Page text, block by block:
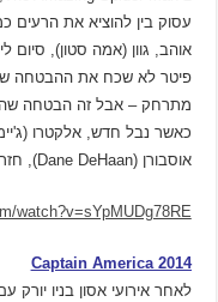
עסוק בין להוציא את הרעים
אוהב, גוון (אמה סטון), סיום
פיטר לא שכח את ההבטחה
מתרחק – אבל זה הבטחה
כאשר נבל חדש, אלקטרו
אוסבורן (Dane DeHaan), חזרות, ופיטר חושף רמזים חדשים על העבר שלו.
watch?v=sYpMUDg78RE
Captain America 2014
לאחר אירועי אסון בניו